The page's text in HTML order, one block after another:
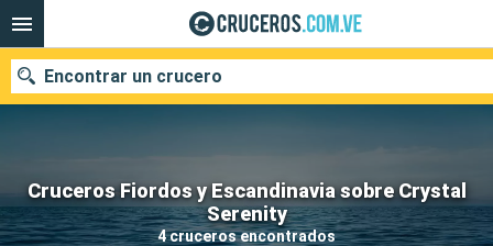
Cruceros Fiordos y Escandinavia sobre Crystal
Serenity
4 cruceros encontrados
Encontrar un crucero
Nuestros destinos